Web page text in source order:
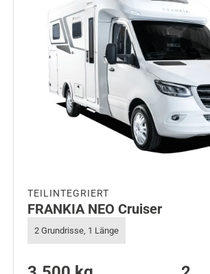
TEILINTEGRIERT
FRANKIA NEO Cruiser
2 Grundrisse, 1 Länge